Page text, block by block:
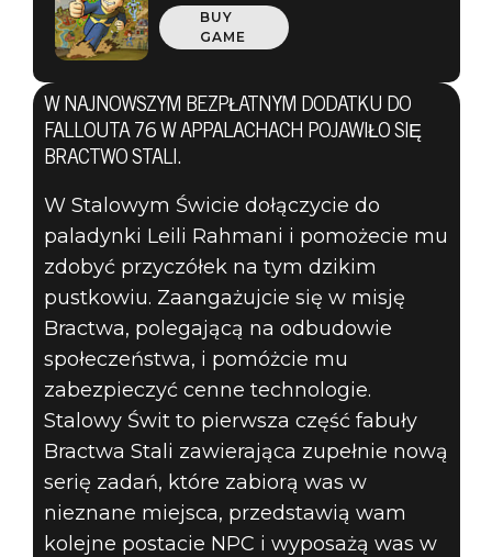
Fallout 76
30 listopada 2020
WSZYSTKO, CO
MUSICIE
WIEDZIEĆ O
DODATKU
STALOWY ŚWIT
DO FALLOUTA
76
BUY
GAME
W NAJNOWSZYM BEZPŁATNYM DODATKU DO
FALLOUTA 76 W APPALACHACH POJAWIŁO SIĘ
BRACTWO STALI.
W Stalowym Świcie dołączycie do
paladynki Leili Rahmani i pomożecie mu
zdobyć przyczółek na tym dzikim
pustkowiu. Zaangażujcie się w misję
Bractwa, polegającą na odbudowie
społeczeństwa, i pomóżcie mu
zabezpieczyć cenne technologie.
Stalowy Świt to pierwsza część fabuły
Bractwa Stali zawierająca zupełnie nową
serię zadań, które zabiorą was w
nieznane miejsca, przedstawią wam
kolejne postacie NPC i wyposażą was w